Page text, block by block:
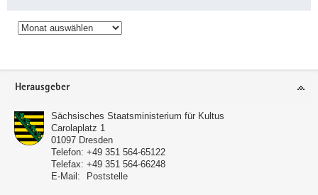
Archiv
Service
Herausgeber
Sächsisches Staatsministerium für Kultus
Carolaplatz 1
01097 Dresden
Telefon: +49 351 564-65122
Telefax: +49 351 564-66248
E-Mail:
Poststelle